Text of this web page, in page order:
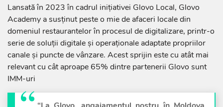
Lansată în 2023 în cadrul inițiativei Glovo Local, Glovo
Academy a susținut peste o mie de afaceri locale din
domeniul restaurantelor în procesul de digitalizare, printr-o
serie de soluții digitale și operaționale adaptate propriilor
canale și puncte de vânzare. Acest sprijin este cu atât mai
relevant cu cât aproape 65% dintre partenerii Glovo sunt
IMM-uri